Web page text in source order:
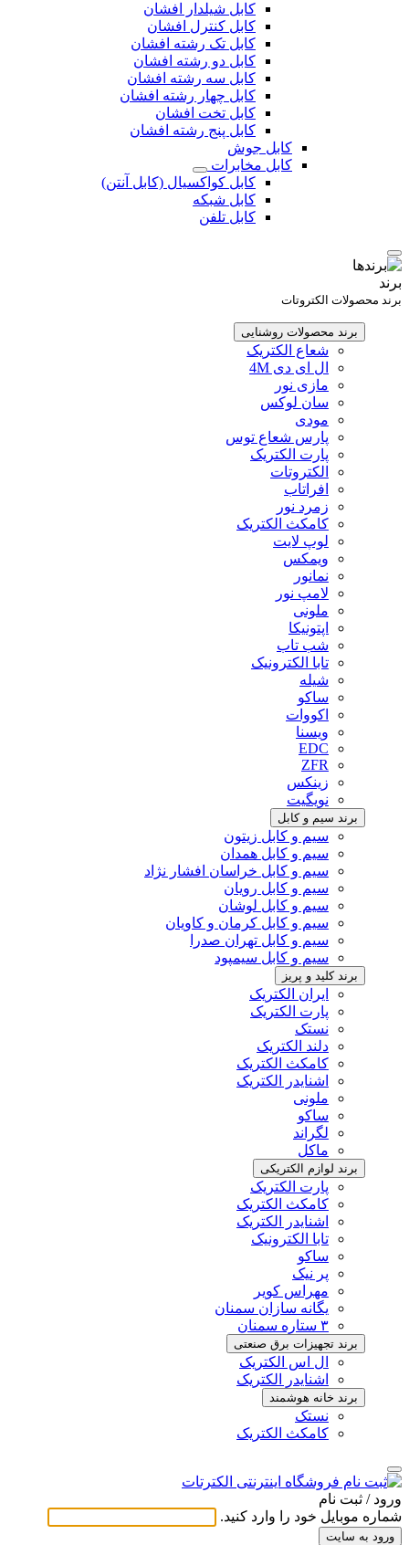
کابل شیلدار افشان
کابل کنترل افشان
کابل تک رشته افشان
کابل دو رشته افشان
کابل سه رشته افشان
کابل چهار رشته افشان
کابل تخت افشان
کابل پنج رشته افشان
کابل جوش
کابل مخابرات
کابل کواکسیال (کابل آنتن)
کابل شبکه
کابل تلفن
برند
برند محصولات الکتروتات
برند محصولات روشنایی
شعاع الکتریک
ال ای دی 4M
مازی نور
سان لوکس
مودی
پارس شعاع توس
پارت الکتریک
الکتروتات
افراتاب
زمرد نور
کامکث الکتریک
لوپ لایت
ویمکس
نمانور
لامپ نور
ملونی
اپتونیکا
شب تاب
تابا الکترونیک
شیله
ساکو
اکووات
ویسنا
EDC
ZFR
زینکس
نویگیت
برند سیم و کابل
سیم و کابل زیتون
سیم و کابل همدان
سیم و کابل خراسان افشار نژاد
سیم و کابل رویان
سیم و کابل لوشان
سیم و کابل کرمان و کاویان
سیم و کابل تهران صدرا
سیم و کابل سیمپود
برند کلید و پریز
ایران الکتریک
پارت الکتریک
نستک
دلند الکتریک
کامکث الکتریک
اشنایدر الکتریک
ملونی
ساکو
لگراند
ماکل
برند لوازم الکتریکی
پارت الکتریک
کامکث الکتریک
اشنایدر الکتریک
تابا الکترونیک
ساکو
پر نیک
مهراس کویر
یگانه سازان سمنان
۳ ستاره سمنان
برند تجهیزات برق صنعتی
ال اس الکتریک
اشنایدر الکتریک
برند خانه هوشمند
نستک
کامکث الکتریک
ورود / ثبت ‌نام
شماره موبایل خود را وارد کنید.
ورود به سایت